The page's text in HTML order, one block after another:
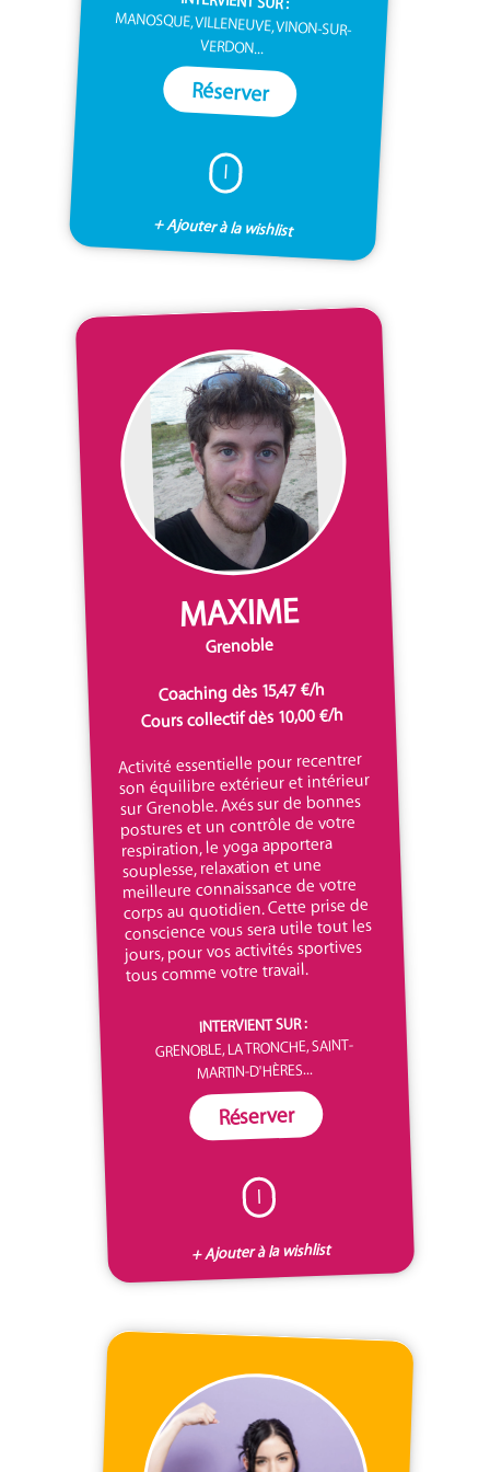
MANOSQUE, VILLENEUVE, VINON-SUR-
VERDON...
Réserver
I
+ Ajouter à la wishlist
MAXIME
Grenoble
Coaching dès 15,47 €/h
Cours collectif dès 10,00 €/h
Activité essentielle pour recentrer
son équilibre extérieur et intérieur
sur Grenoble. Axés sur de bonnes
postures et un contrôle de votre
respiration, le yoga apportera
souplesse, relaxation et une
meilleure connaissance de votre
corps au quotidien. Cette prise de
conscience vous sera utile tout les
jours, pour vos activités sportives
tous comme votre travail.
INTERVIENT SUR :
GRENOBLE, LA TRONCHE, SAINT-
MARTIN-D'HÈRES...
Réserver
I
+ Ajouter à la wishlist